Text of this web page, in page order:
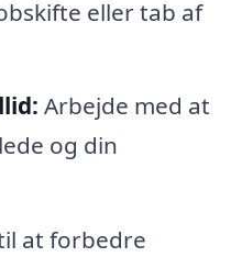
eller tab af
Arbejde med at
og din
at forbedre